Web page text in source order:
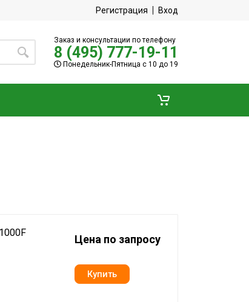
Регистрация Вход
Заказ и консультации по телефону
8 (495) 777-19-11
Понедельник-Пятница с 10 до 19
Цена по запросу